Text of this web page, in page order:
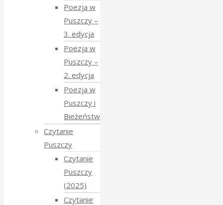
Poezja w
Puszczy –
3. edycja
Poezja w
Puszczy –
2. edycja
Poezja w
Puszczy i
Bieżeństwo
Czytanie
Puszczy
Czytanie
Puszczy
(2025)
Czytanie